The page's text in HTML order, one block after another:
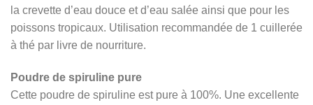
la crevette d’eau douce et d’eau salée ainsi que pour les
poissons tropicaux. Utilisation recommandée de 1 cuillerée
à thé par livre de nourriture.
Poudre de spiruline pure
Cette poudre de spiruline est pure à 100%. Une excellente